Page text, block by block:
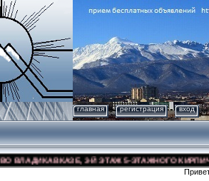
главная регистрация вход
3-Й ЭТАЖ 5-ЭТАЖНОГО